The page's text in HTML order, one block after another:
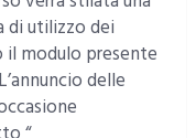
di utilizzo dei
modulo presente
delle